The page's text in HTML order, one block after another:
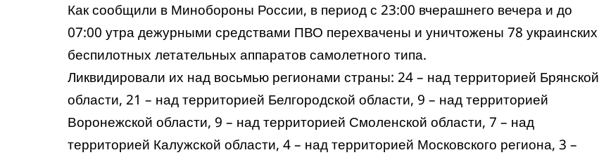
Как сообщили в Минобороны России, в период с 23:00 вчерашнего вечера и до
07:00 утра дежурными средствами ПВО перехвачены и уничтожены 78 украинских
беспилотных летательных аппаратов самолетного типа.
Ликвидировали их над восьмью регионами страны: 24 – над территорией Брянской
области, 21 – над территорией Белгородской области, 9 – над территорией
Воронежской области, 9 – над территорией Смоленской области, 7 – над
территорией Калужской области, 4 – над территорией Московского региона, 3 –